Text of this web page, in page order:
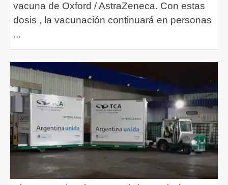
vacuna de Oxford / AstraZeneca. Con estas
dosis , la vacunación continuará en personas
...